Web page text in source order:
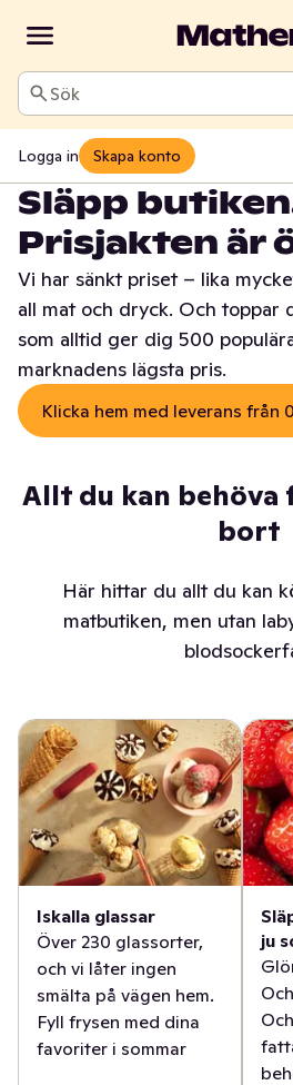
Sök
Logga in Skapa konto
Släpp
Prisjakten är
Vi har sänkt priset – lika
all mat och dryck. Och toppar
som alltid ger dig 500
marknadens lägsta pris.
Klicka hem med leverans från
Allt du kan
bort
Här hittar du allt du kan
matbutiken, men utan
Iskalla glassar
Över 230 glassorter,
och vi låter ingen
smälta på vägen hem.
Fyll frysen med dina
favoriter i sommar
ju